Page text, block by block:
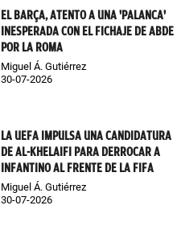
EL BARÇA, ATENTO A UNA 'PALANCA'
INESPERADA CON EL FICHAJE DE ABDE
POR LA ROMA
Miguel Á. Gutiérrez
30-07-2026
LA UEFA IMPULSA UNA CANDIDATURA
DE AL-KHELAIFI PARA DERROCAR A
INFANTINO AL FRENTE DE LA FIFA
Miguel Á. Gutiérrez
30-07-2026